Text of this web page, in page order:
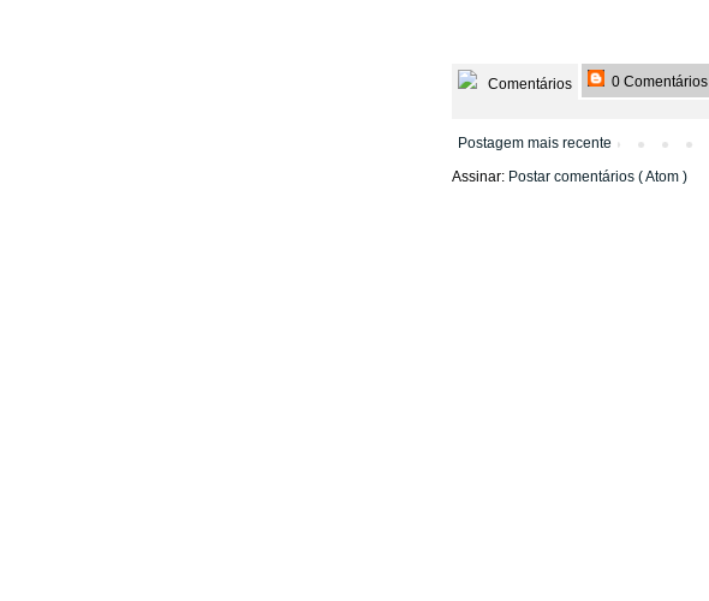
Comentários 0 Comentários
Postagem mais recente
Assinar: Postar comentários ( Atom )